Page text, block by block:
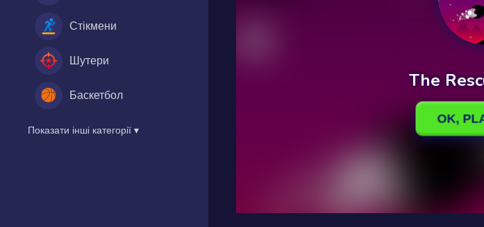
Стікмени
Шутери
Баскетбол
Показати інші категорії ▾